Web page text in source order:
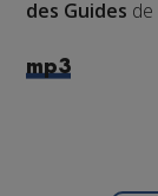
des Guides de
mp3